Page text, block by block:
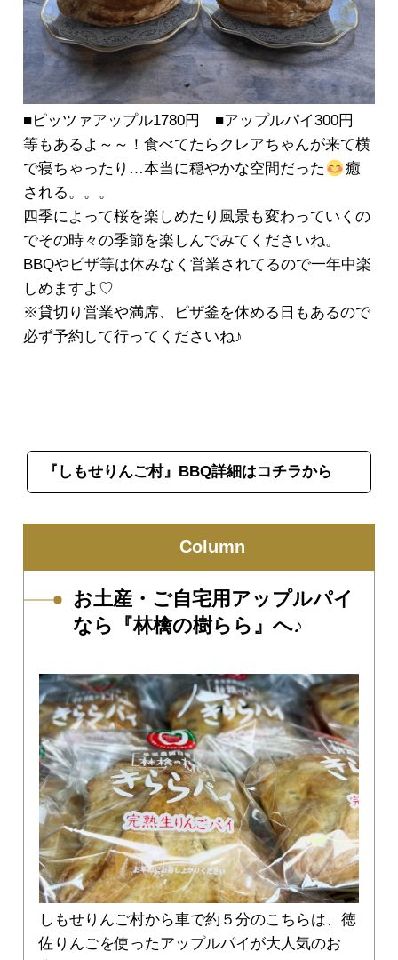
■ピッツァアップル1780円 ■アップルパイ300円
等もあるよ～～！食べてたらクレアちゃんが来て横
で寝ちゃったり…本当に穏やかな空間だった
癒
される。。。
四季によって桜を楽しめたり風景も変わっていくの
でその時々の季節を楽しんでみてくださいね。
BBQやピザ等は休みなく営業されてるので一年中楽
しめますよ♡
※貸切り営業や満席、ピザ釜を休める日もあるので
必ず予約して行ってくださいね♪
『しもせりんご村』BBQ詳細はコチラから
Column
お土産・ご自宅用アップルパイ
なら『林檎の樹らら』へ♪
しもせりんご村から車で約５分のこちらは、徳
佐りんごを使ったアップルパイが大人気のお